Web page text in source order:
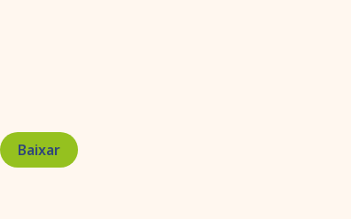
Baixar